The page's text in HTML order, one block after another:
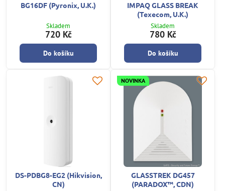
BG16DF (Pyronix, U.K.)
Skladem
720 Kč
Do košíku
IMPAQ GLASS BREAK
(Texecom, U.K.)
Skladem
780 Kč
Do košíku
DS-PDBG8-EG2 (Hikvision,
CN)
NOVINKA
GLASSTREK DG457
(PARADOX™, CDN)